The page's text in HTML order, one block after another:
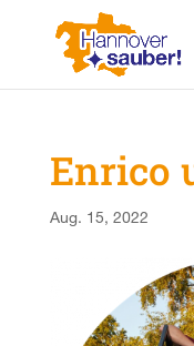
Enrico
Aug. 15, 2022